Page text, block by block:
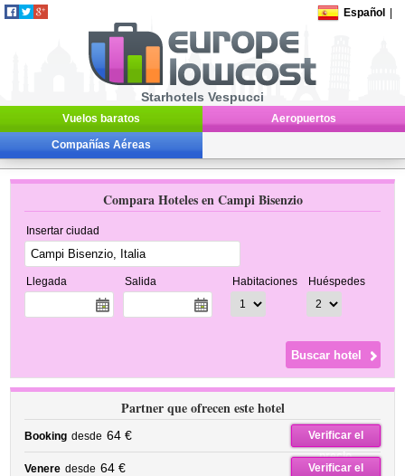
Español
Starhotels Vespucci
Vuelos baratos Aeropuertos
Compañías Aéreas
Compara Hoteles en Campi Bisenzio
Insertar ciudad
Llegada Salida Habitaciones Huéspedes
Partner que ofrecen este hotel
Booking desde 64 €
Verificar el
precio
Venere desde 64 €
Verificar el